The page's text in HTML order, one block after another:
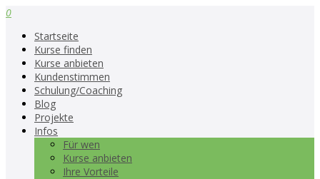
0
Startseite
Kurse finden
Kurse anbieten
Kundenstimmen
Schulung/Coaching
Blog
Projekte
Infos
Für wen
Kurse anbieten
Ihre Vorteile